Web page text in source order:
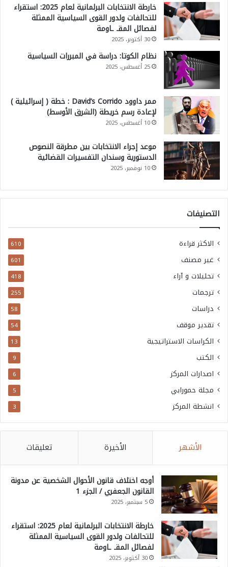
خارطة الانتخابات البرلمانية لعام 2025: استقراء
للتحالفات ولدور القوى السياسية الممثلة
لفصائل المقـ ـاومة
30 أكتوبر، 2025
نظام الكوتا: دراسة في المبررات السياسية
25 أغسطس، 2025
ممر داوود David’s Corrido : خطة ( إسرائيلية )
لإعادة رسم خريطة (الشرق الأوسط)
10 أغسطس، 2025
موعد إجراء الانتخابات بين مطرقة النصوص
الدستورية وسندان التفسيرات القضائية
10 نوفمبر، 2025
التصنيفات
الاكثر قراءة 610
غير مصنف 601
تحليلات و آراء 418
ترجمات 255
دراسات 58
تقدير موقف 54
الكراسات الاستراتيجية 13
الكتب 9
اصدارات المركز 6
مجلة حمورابي 5
انشطة المركز 3
الأشهر الأخيرة تعليقات
أوجه اختلاف قانون الأحوال الشخصية عن مدونة
القانون الجعفري / الجزء 1
5 سبتمبر، 2025
خارطة الانتخابات البرلمانية لعام 2025: استقراء
للتحالفات ولدور القوى السياسية الممثلة
لفصائل المقـ ـاومة
30 أكتوبر، 2025